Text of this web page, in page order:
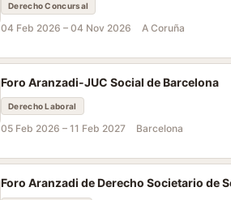
Derecho Concursal
04 Feb 2026 – 04 Nov 2026 A Coruña
Foro Aranzadi-JUC Social de Barcelona
Derecho Laboral
05 Feb 2026 – 11 Feb 2027 Barcelona
Foro Aranzadi de Derecho Societario de